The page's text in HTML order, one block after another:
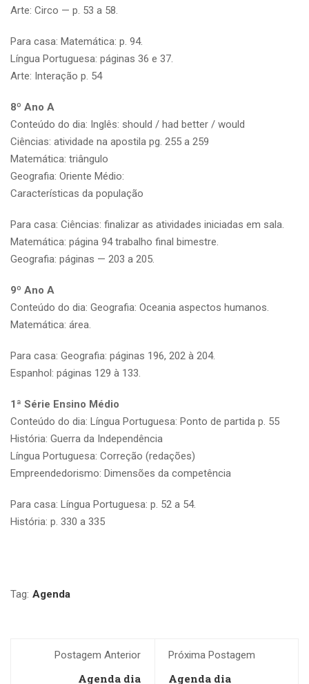
Arte: Circo — p. 53 a 58.
Para casa: Matemática: p. 94.
Língua Portuguesa: páginas 36 e 37.
Arte: Interação p. 54
8º Ano A
Conteúdo do dia: Inglês: should / had better / would
Ciências: atividade na apostila pg. 255 a 259
Matemática: triângulo
Geografia: Oriente Médio:
Características da população
Para casa: Ciências: finalizar as atividades iniciadas em sala.
Matemática: página 94 trabalho final bimestre.
Geografia: páginas — 203 a 205.
9º Ano A
Conteúdo do dia: Geografia: Oceania aspectos humanos.
Matemática: área.
Para casa: Geografia: páginas 196, 202 à 204.
Espanhol: páginas 129 à 133.
1ª Série Ensino Médio
Conteúdo do dia: Língua Portuguesa: Ponto de partida p. 55
História: Guerra da Independência
Língua Portuguesa: Correção (redações)
Empreendedorismo: Dimensões da competência
Para casa: Língua Portuguesa: p. 52 a 54.
História: p. 330 a 335
Tag: Agenda
Postagem Anterior
Agenda dia
Próxima Postagem
Agenda dia